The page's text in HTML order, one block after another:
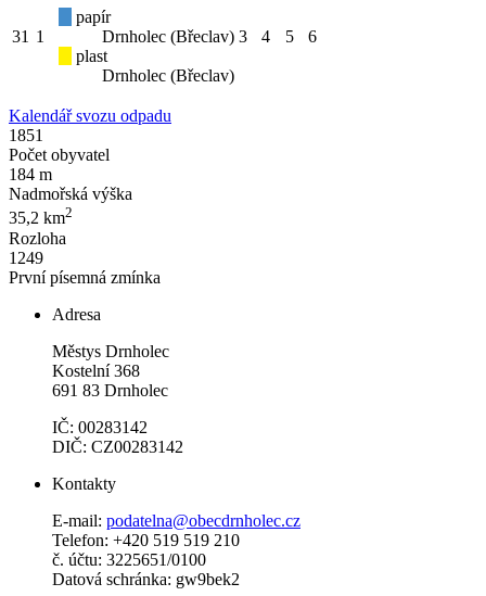
31 1
papír
Drnholec (Břeclav)
plast
Drnholec (Břeclav)
3 4 5 6
Kalendář svozu odpadu
1851
Počet obyvatel
184 m
Nadmořská výška
35,2 km2
Rozloha
1249
První písemná zmínka
Adresa
Městys Drnholec
Kostelní 368
691 83 Drnholec
IČ: 00283142
DIČ: CZ00283142
Kontakty
E-mail: podatelna@obecdrnholec.cz
Telefon: +420 519 519 210
č. účtu: 3225651/0100
Datová schránka: gw9bek2